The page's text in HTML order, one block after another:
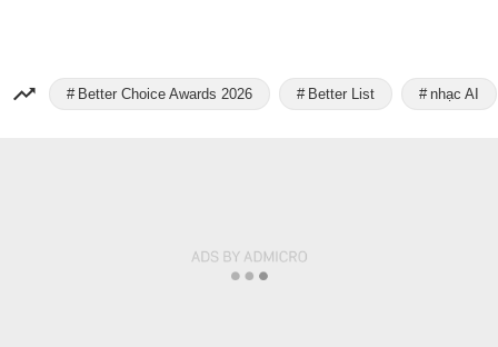
Better Choice Awards 2026 Better List nhạc AI